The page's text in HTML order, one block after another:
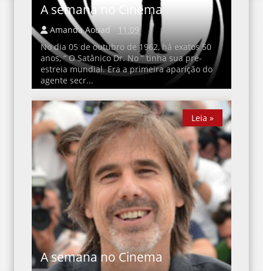
A semana no Cinema
Amanda Aouad
11:09
No dia 05 de outubro de 1962, há exatos 50
anos, “ O Satânico Dr. No ” tinha sua pré-
estreia mundial. Era a primeira aparição do
agente secr...
A semana no Cinema
Leia »